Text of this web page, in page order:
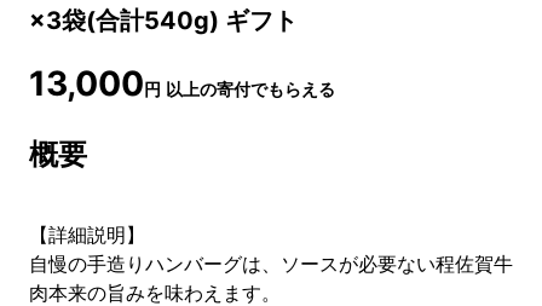
×3袋(合計540g) ギフト
13,000円 以上の寄付でもらえる
概要
【詳細説明】
自慢の手造りハンバーグは、ソースが必要ない程佐賀牛
肉本来の旨みを味わえます。